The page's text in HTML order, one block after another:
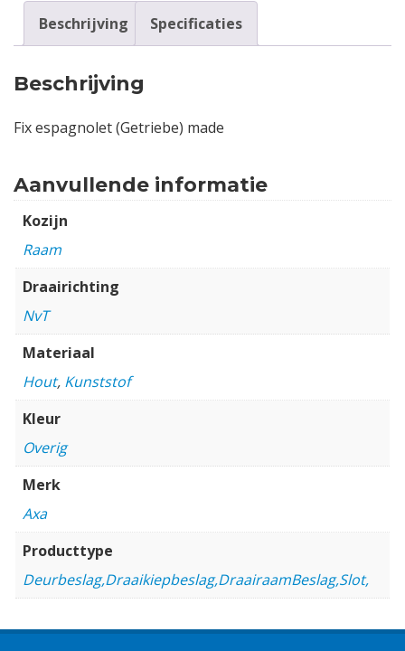
Beschrijving Specificaties
Beschrijving
Fix espagnolet (Getriebe) made
Aanvullende informatie
Kozijn
Raam
Draairichting
NvT
Materiaal
Hout, Kunststof
Kleur
Overig
Merk
Axa
Producttype
Deurbeslag,Draaikiepbeslag,DraairaamBeslag,Slot,